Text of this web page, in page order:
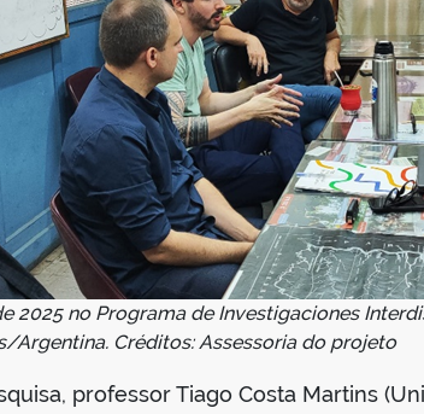
2025 no Programa de Investigaciones
Argentina. Créditos: Assessoria do projeto
professor Tiago Costa Martins